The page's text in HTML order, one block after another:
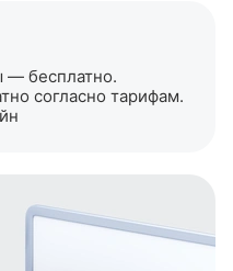
— бесплатно.
согласно тарифам.